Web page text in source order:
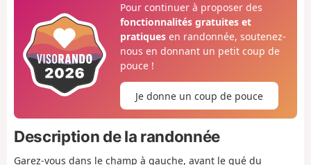
Pour continuer à proposer des
fonctionnalités gratuites et
pratiquesen randonnée, soutenez-
nous en donnant un petit coup de
pouce !
Je donne un coup de pouce
Description de la randonnée
Garez-vous dans le champ à gauche, avant le gué du